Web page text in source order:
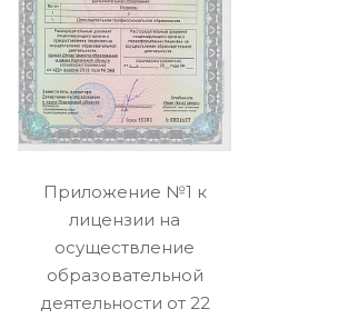
Приложение №1 к
лицензии на
осуществление
образовательной
деятельности от 22